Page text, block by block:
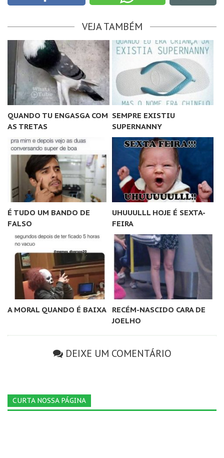
VEJA TAMBÉM
QUANDO TU ENGASGA COM
AS TRETAS
SEMPRE EXISTIU
SUPERNANNY
É TUDO UM BANDO DE
FALSO
UHUUULLL HOJE É SEXTA-
FEIRA
A MORAL QUANDO É BAIXA
RECÉM-NASCIDO CARA DE
JOELHO
DEIXE UM COMENTÁRIO
CURTA NOSSA PÁGINA